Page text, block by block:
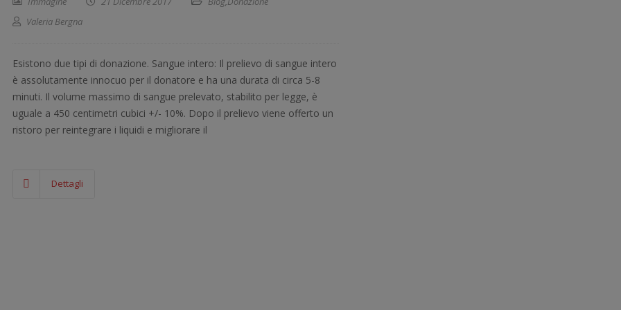
Valeria Bergna
Esistono due tipi di donazione. Sangue intero: Il prelievo di sangue intero
è assolutamente innocuo per il donatore e ha una durata di circa 5-8
minuti. Il volume massimo di sangue prelevato, stabilito per legge, è
uguale a 450 centimetri cubici +/- 10%. Dopo il prelievo viene offerto un
ristoro per reintegrare i liquidi e migliorare il
Dettagli